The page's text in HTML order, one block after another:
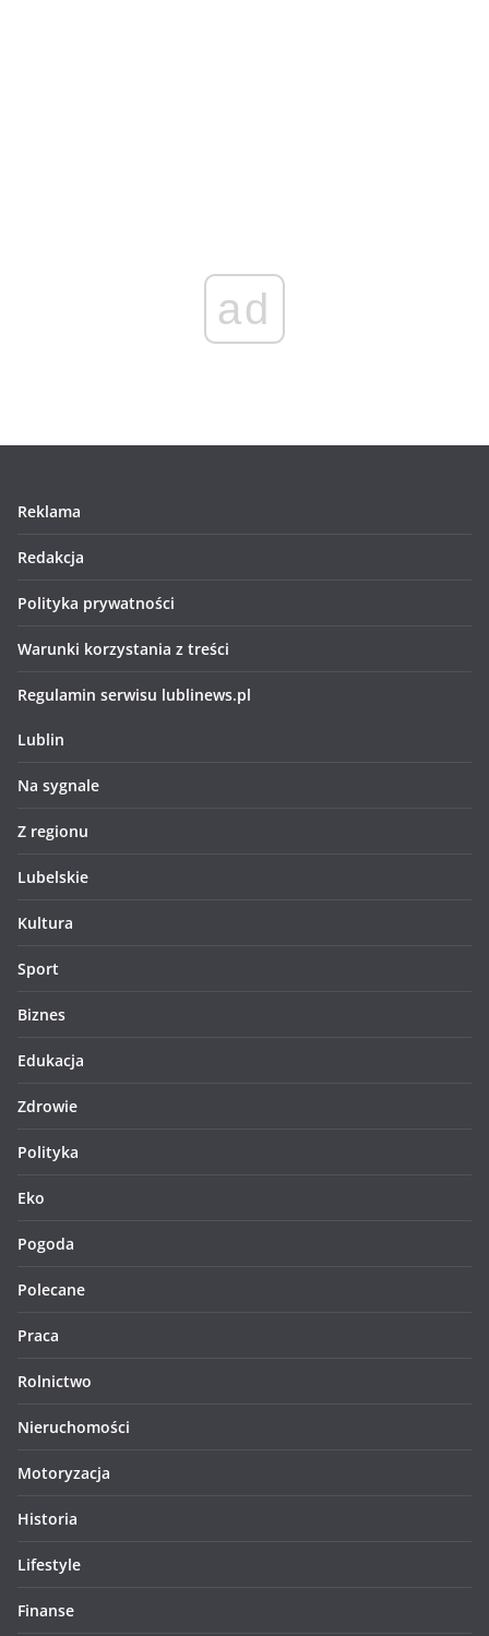
ad
Reklama
Redakcja
Polityka prywatności
Warunki korzystania z treści
Regulamin serwisu lublinews.pl
Lublin
Na sygnale
Z regionu
Lubelskie
Kultura
Sport
Biznes
Edukacja
Zdrowie
Polityka
Eko
Pogoda
Polecane
Praca
Rolnictwo
Nieruchomości
Motoryzacja
Historia
Lifestyle
Finanse